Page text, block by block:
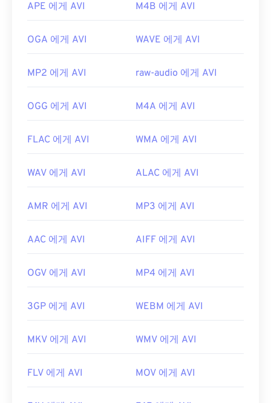
리브
https://tools.ietf.org/html/rfc2361
APE 에게 AVI M4B 에게 AVI
OGA 에게 AVI WAVE 에게 AVI
MP2 에게 AVI raw-audio 에게 AVI
OGG 에게 AVI M4A 에게 AVI
FLAC 에게 AVI WMA 에게 AVI
WAV 에게 AVI ALAC 에게 AVI
AMR 에게 AVI MP3 에게 AVI
AAC 에게 AVI AIFF 에게 AVI
OGV 에게 AVI MP4 에게 AVI
3GP 에게 AVI WEBM 에게 AVI
MKV 에게 AVI WMV 에게 AVI
FLV 에게 AVI MOV 에게 AVI